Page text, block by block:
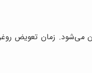
می‌شود. زمان تعویض